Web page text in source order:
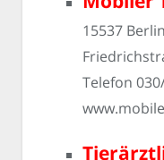
15537 Berlin
Telefon